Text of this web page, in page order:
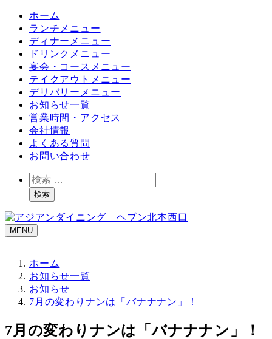
ホーム
ランチメニュー
ディナーメニュー
ドリンクメニュー
宴会・コースメニュー
テイクアウトメニュー
デリバリーメニュー
お知らせ一覧
営業時間・アクセス
会社情報
よくある質問
お問い合わせ
検
索検索
MENU
ホーム
お知らせ一覧
お知らせ
7月の変わりナンは「バナナナン」！
7月の変わりナンは「バナナナン」！